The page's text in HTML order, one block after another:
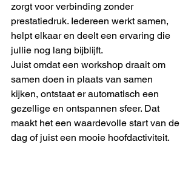
zorgt voor verbinding zonder
prestatiedruk. Iedereen werkt samen,
helpt elkaar en deelt een ervaring die
jullie nog lang bijblijft.
Juist omdat een workshop draait om
samen doen in plaats van samen
kijken, ontstaat er automatisch een
gezellige en ontspannen sfeer. Dat
maakt het een waardevolle start van de
dag of juist een mooie hoofdactiviteit.